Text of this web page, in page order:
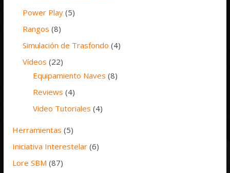
Power Play (5)
Rangos (8)
Simulación de Trasfondo (4)
Vídeos (22)
Equipamiento Naves (8)
Reviews (4)
Video Tutoriales (4)
Herramientas (5)
Iniciativa Interestelar (6)
Lore SBM (87)